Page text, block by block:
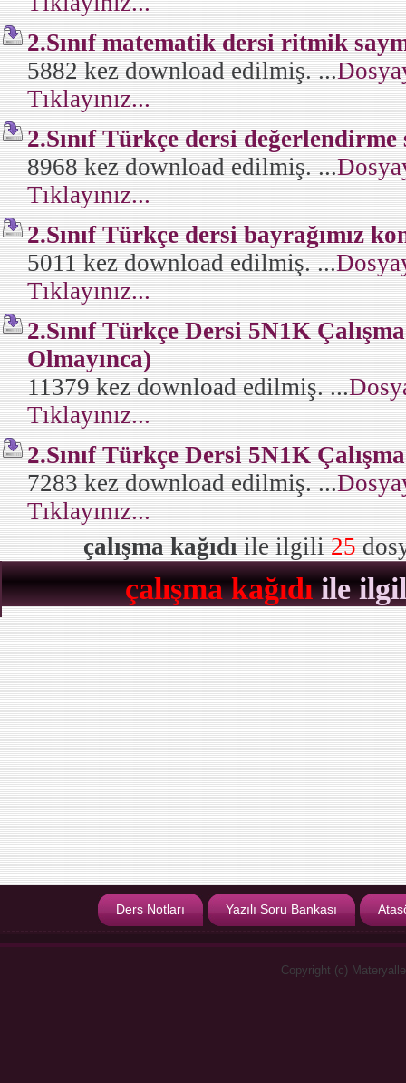
2.Sınıf matematik dersi ritmik
5882 kez download edilmiş. ...
Tıklayınız...
2.Sınıf Türkçe dersi değerlendirme
8968 kez download edilmiş. ...
Tıklayınız...
2.Sınıf Türkçe dersi bayrağımız
5011 kez download edilmiş. ...
Tıklayınız...
2.Sınıf Türkçe Dersi 5N1K
Olmayınca)
11379 kez download edilmiş. ...
Tıklayınız...
2.Sınıf Türkçe Dersi 5N1K
7283 kez download edilmiş. ...
Tıklayınız...
çalışma kağıdıile ilgili25
çalışma kağıdıile
Ders Notları Yazılı Soru Bankası
Copyright (c)